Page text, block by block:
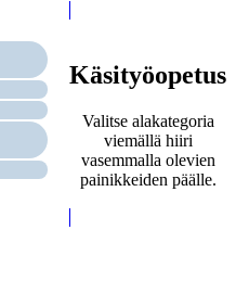
Käsityöopetus
Valitse alakategoria
viemällä hiiri
vasemmalla olevien
painikkeiden päälle.